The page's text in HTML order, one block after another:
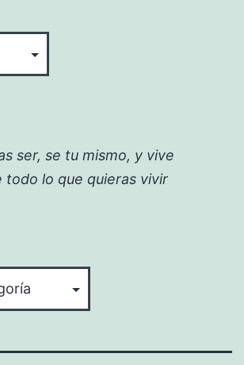
ser, se tu mismo, y vive
todo lo que quieras vivir